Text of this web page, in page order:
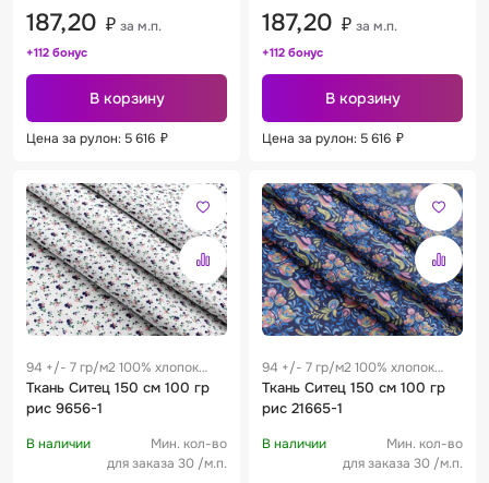
187,20 ₽ за м.п.
+112 бонус
В корзину
Цена за рулон: 5 616 ₽
187,20 ₽ за м.п.
+112 бонус
В корзину
Цена за рулон: 5 616 ₽
94 +/- 7 гр/м2 100% хлопок
0.28 м
Ткань Ситец 150 см 100 гр
рис 9656-1
В наличии
Мин. кол-во
для заказа 30 /м.п.
94 +/- 7 гр/м2 100% хлопок
0.28 м
Ткань Ситец 150 см 100 гр
рис 21665-1
В наличии
Мин. кол-во
для заказа 30 /м.п.